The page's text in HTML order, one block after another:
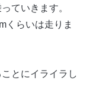
ていきます。
くらいは走りま
とにイライラし